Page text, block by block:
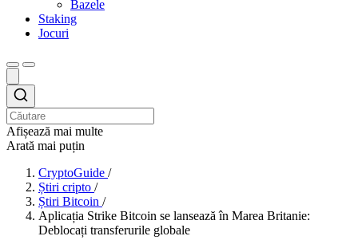
Bazele
Staking
Jocuri
Afișează mai multe
Arată mai puțin
CryptoGuide /
Știri cripto /
Știri Bitcoin /
Aplicația Strike Bitcoin se lansează în Marea Britanie:
Deblocați transferurile globale